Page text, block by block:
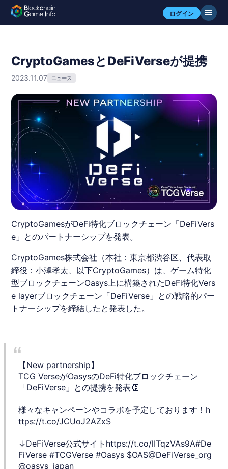
ログイン
CryptoGamesとDeFiVerseが提携
2023.11.07 ニュース
CryptoGamesがDeFi特化ブロックチェーン「DeFiVers
e」とのパートナーシップを発表。
CryptoGames株式会社（本社：東京都渋谷区、代表取
締役：小澤孝太、以下CryptoGames）は、ゲーム特化
型ブロックチェーンOasys上に構築されたDeFi特化Vers
e layerブロックチェーン「DeFiVerse 」との戦略的パー
トナーシップを締結したと発表した。
【New partnership】
TCG VerseがOasysのDeFi特化ブロックチェーン
「DeFiVerse」との提携を発表👏
様々なキャンペーンやコラボを予定しております！ h
ttps://t.co/JCUoJ2AZxS
↓DeFiVerse公式サイト https://t.co/lITqzVAs9A#De
FiVerse #TCGVerse #Oasys $OAS@DeFiVerse_org
@oasys_japan